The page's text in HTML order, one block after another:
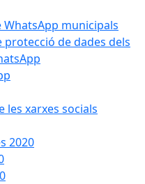
WhatsApp municipals
protecció de dades dels
les xarxes socials
2020